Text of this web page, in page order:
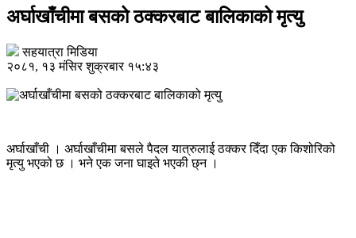
अर्घाखाँचीमा बसको ठक्करबाट बालिकाको मृत्यु
सहयात्रा मिडिया
२०८१, १३ मंसिर शुक्रबार १५:४३
अर्घाखाँची । अर्घाखाँचीमा बसले पैदल यात्रुलाई ठक्कर दिँदा एक किशोरिको
मृत्यु भएको छ । भने एक जना घाइते भएकी छ्न ।